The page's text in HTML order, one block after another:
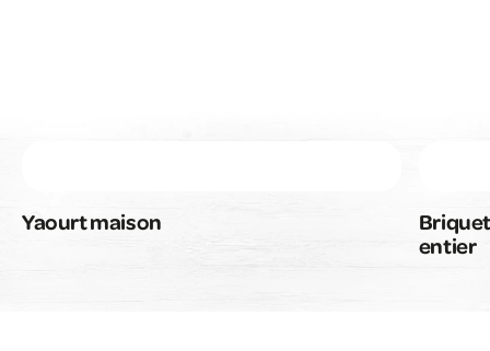
Yaourt maison
entier